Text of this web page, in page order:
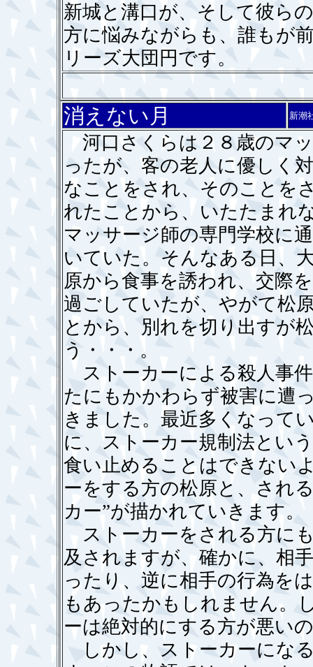
新城と溝口が、そして彼ら
方に悩みながらも、誰もが
リーズ大団円です。
消えない月 新潮
河口さくらは２８歳のマ
ったが、客の老人に優しく
なことをされ、そのことを
れたことから、いたたまれ
マッサージ師の専門学校に
いていた。そんなある日、
原から食事を誘われ、交際
過ごしていたが、やがて松
とから、別れを切り出すが
う・・・。
ストーカーによる殺人事
たにもかかわらず被害に遭
きました。最近多くなって
に、ストーカー規制法とい
食い止めることはできない
ーをする方の松原と、され
カー”が描かれていきます。
ストーカーをされる方に
及されますが、確かに、相
ったり、逆に相手の行為を
もあったかもしれません。
ーは絶対的にする方が悪い
しかし、ストーカーにな